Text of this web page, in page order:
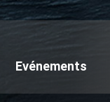
Evénements